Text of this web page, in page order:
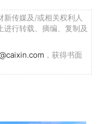
新传媒及/或相关权利人
行转载、摘编、复制及
，获得书面